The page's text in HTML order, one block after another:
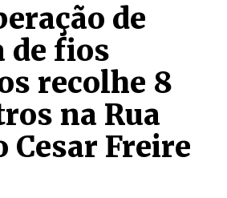
de
de fios
recolhe 8
na Rua
Cesar Freire